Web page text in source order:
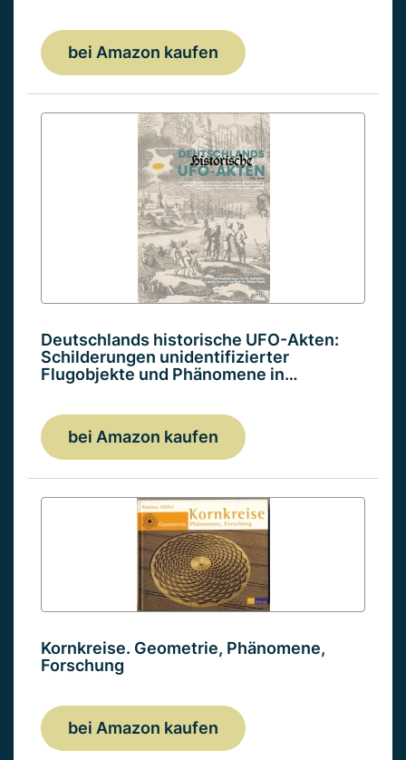
bei Amazon kaufen
Deutschlands historische UFO-Akten:
Schilderungen unidentifizierter
Flugobjekte und Phänomene in…
bei Amazon kaufen
Kornkreise. Geometrie, Phänomene,
Forschung
bei Amazon kaufen